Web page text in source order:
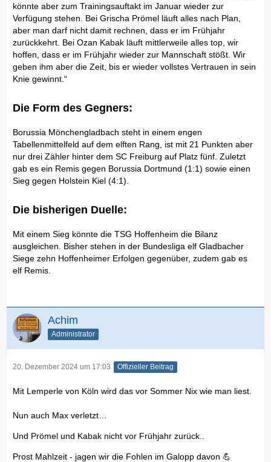
könnte aber zum Trainingsauftakt im Januar wieder zur
Verfügung stehen. Bei Grischa Prömel läuft alles nach Plan,
aber man darf nicht damit rechnen, dass er im Frühjahr
zurückkehrt. Bei Ozan Kabak läuft mittlerweile alles top, wir
hoffen, dass er im Frühjahr wieder zur Mannschaft stößt. Wir
geben ihm aber die Zeit, bis er wieder vollstes Vertrauen in sein
Knie gewinnt.“
Die Form des Gegners:
Borussia Mönchengladbach steht in einem engen
Tabellenmittelfeld auf dem elften Rang, ist mit 21 Punkten aber
nur drei Zähler hinter dem SC Freiburg auf Platz fünf. Zuletzt
gab es ein Remis gegen Borussia Dortmund (1:1) sowie einen
Sieg gegen Holstein Kiel (4:1).
Die bisherigen Duelle:
Mit einem Sieg könnte die TSG Hoffenheim die Bilanz
ausgleichen. Bisher stehen in der Bundesliga elf Gladbacher
Siege zehn Hoffenheimer Erfolgen gegenüber, zudem gab es
elf Remis.
Achim
Administrator
20. Dezember 2024 um 17:03 Offizieller Beitrag
Mit Lemperle von Köln wird das vor Sommer Nix wie man liest.
Nun auch Max verletzt…
Und Prömel und Kabak nicht vor Frühjahr zurück..
Prost Mahlzeit - jagen wir die Fohlen im Galopp davon 💪